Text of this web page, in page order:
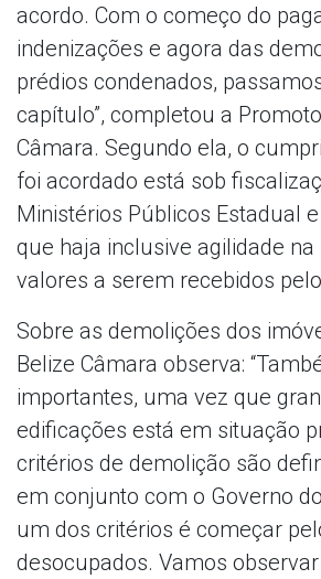
acordo. Com o começo do
indenizações e agora das
prédios condenados,
capítulo”, completou a
Câmara. Segundo ela, o
foi acordado está sob
Ministérios Públicos Estadual
que haja inclusive agilidade na
valores a serem recebidos
Sobre as demolições dos
Belize Câmara observa:
importantes, uma vez que
edificações está em situação
critérios de demolição são
em conjunto com o Governo
um dos critérios é começar
desocupados. Vamos